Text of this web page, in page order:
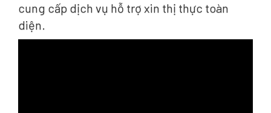
cung cấp dịch vụ hỗ trợ xin thị thực toàn
diện.